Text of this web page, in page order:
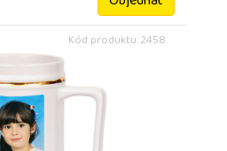
Kód produktu: 2458